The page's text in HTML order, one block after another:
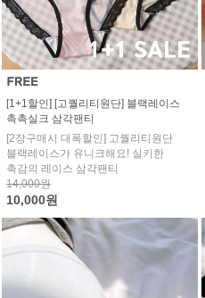
[1+1할인] [고퀄리티원단] 블랙레이스
촉촉실크 삼각팬티
[2장구매시 대폭할인] 고퀄리티원단
블랙레이스가 유니크해요! 실키한
촉감의 레이스 삼각팬티
14,000원
10,000원